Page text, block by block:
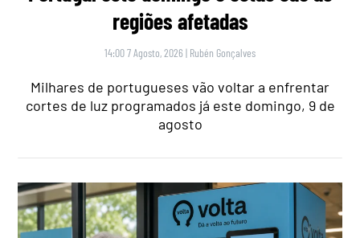
regiões afetadas
14:00 7 Agosto, 2026 | Rubén Gonçalves
Milhares de portugueses vão voltar a enfrentar
cortes de luz programados já este domingo, 9 de
agosto